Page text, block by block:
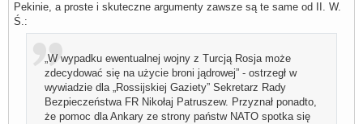
Pekinie, a proste i skuteczne argumenty zawsze są te same od II. W.
Ś.:
„W wypadku ewentualnej wojny z Turcją Rosja może
zdecydować się na użycie broni jądrowej” - ostrzegł w
wywiadzie dla „Rossijskiej Gaziety” Sekretarz Rady
Bezpieczeństwa FR Nikołaj Patruszew. Przyznał ponadto,
że pomoc dla Ankary ze strony państw NATO spotka się